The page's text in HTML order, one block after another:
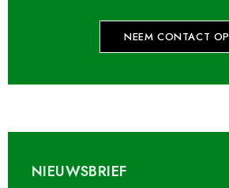
NEEM CONTACT OP
NIEUWSBRIEF